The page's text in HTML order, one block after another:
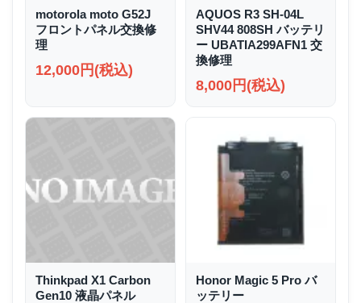
motorola moto G52J
フロントパネル交換修
理
12,000円(税込)
AQUOS R3 SH-04L
SHV44 808SH バッテリ
ー UBATIA299AFN1 交
換修理
8,000円(税込)
Thinkpad X1 Carbon
Gen10 液晶パネル
Honor Magic 5 Pro バ
ッテリー